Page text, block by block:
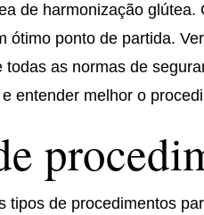
de harmonização
ótimo ponto de partida.
todas as normas de
entender melhor o
tipos de procedimentos